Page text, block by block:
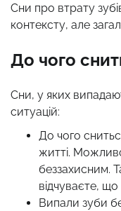
Сни про втрату
контексту, але
До чого
Сни, у яких
ситуацій:
До чого
житті.
беззахисним.
відчуваєте,
Випали зуби